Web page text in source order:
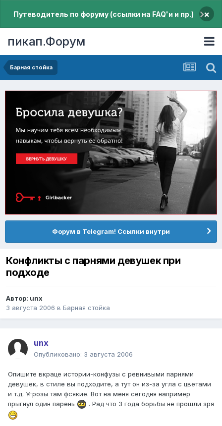
Путеводитель по форуму (ссылки на FAQ'и и пр.) ×
пикап.Форум
Барная стойка
Форум в Telegram! Ссылки внутри
Конфликты с парнями девушек при
подходе
Автор: unx
3 августа 2006 в Барная стойка
unx
Опубликовано: 3 августа 2006
Опишите вкраце истории-конфузы с ревнивыми парнями
девушек, в стиле вы подходите, а тут он из-за угла с цветами
и т.д. Угрозы там фсякие. Вот на меня сегодня например
прыгнул один парень
. Рад что 3 года борьбы не прошли зря